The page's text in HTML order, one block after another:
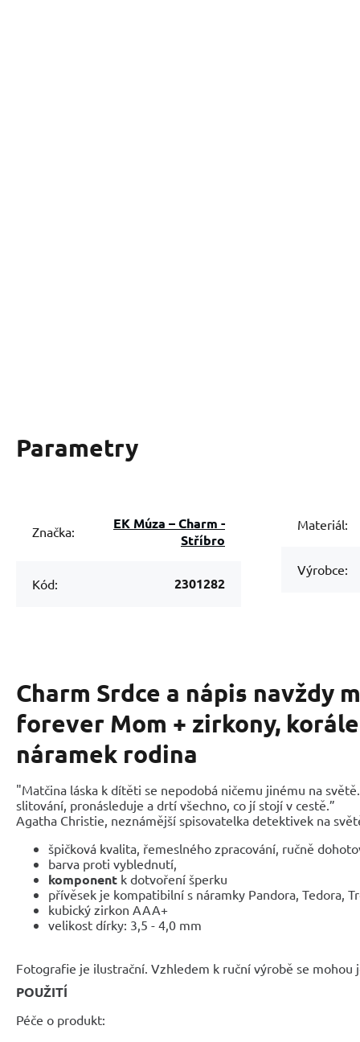
Parametry
Značka:
EK Múza – Charm -
Stříbro
Kód: 2301282
Materiál:
Výrobce:
Charm Srdce a nápis navždy
forever Mom + zirkony,
náramek rodina
"Matčina láska k dítěti se nepodobá ničemu jinému na
slitování, pronásleduje a drtí všechno, co jí stojí v cestě.”
Agatha Christie, neznámější spisovatelka detektivek na
špičková kvalita, řemeslného zpracování, ručně
barva proti vyblednutí,
komponent k dotvoření šperku
přívěsek je kompatibilní s náramky Pandora, Tedora,
kubický zirkon AAA+
velikost dírky: 3,5 - 4,0 mm
Fotografie je ilustrační. Vzhledem k ruční výrobě se
POUŽITÍ
Péče o produkt: